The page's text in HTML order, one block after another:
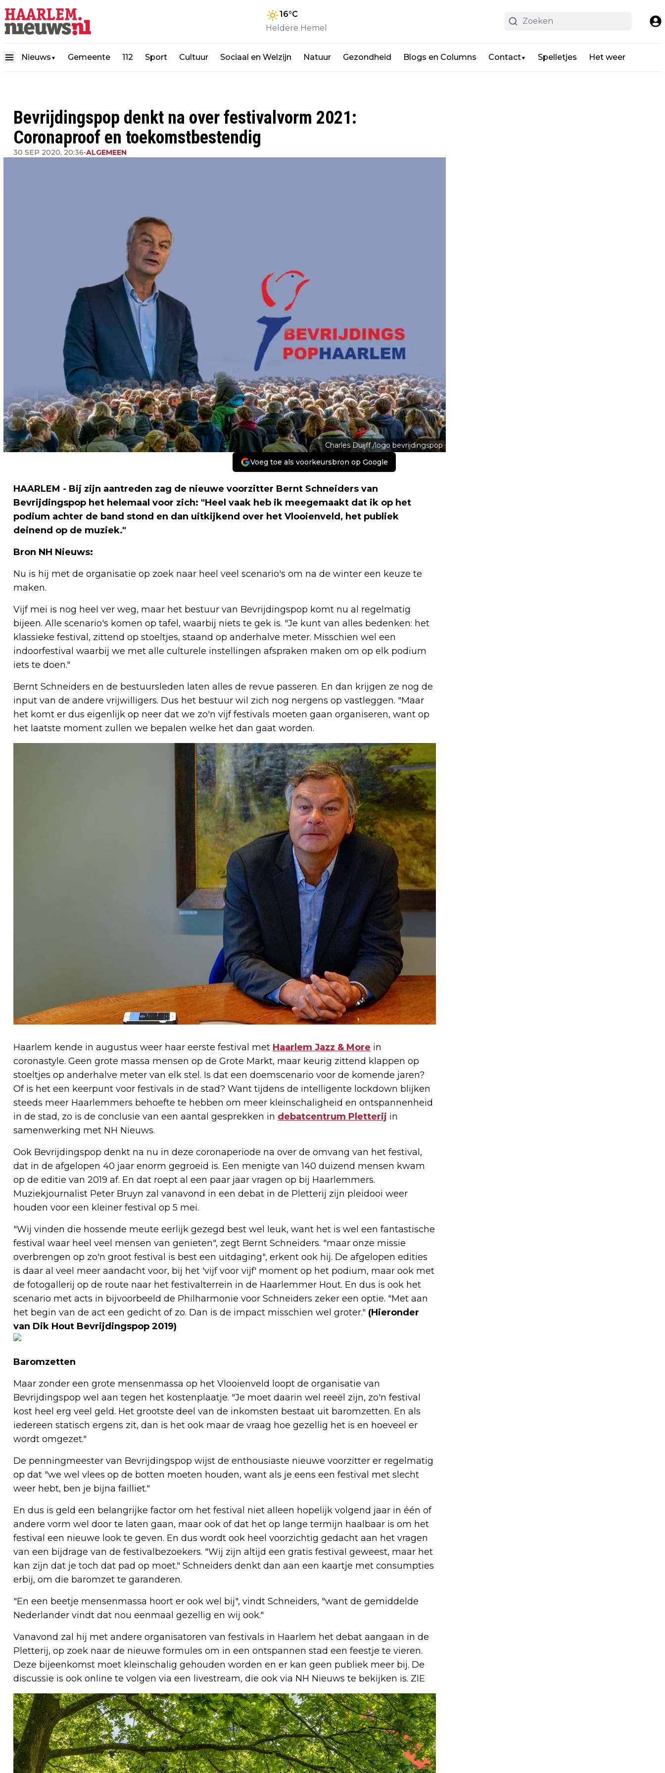
16°C
Heldere Hemel
Nieuws ▼ Gemeente 112 Sport Cultuur Sociaal en Welzijn Natuur Gezondheid Blogs en Columns Contact▼ Spelletjes Het weer
Bevrijdingspop denkt na over festivalvorm 2021:
Coronaproof en toekomstbestendig
30 SEP 2020, 20:36•ALGEMEEN
Charles Duijff /logo bevrijdingspop
Voeg toe als voorkeursbron op Google
HAARLEM - Bij zijn aantreden zag de nieuwe voorzitter Bernt Schneiders van
Bevrijdingspop het helemaal voor zich: "Heel vaak heb ik meegemaakt dat ik op het
podium achter de band stond en dan uitkijkend over het Vlooienveld, het publiek
deinend op de muziek."
Bron NH Nieuws:
Nu is hij met de organisatie op zoek naar heel veel scenario's om na de winter een keuze te
maken.
Vijf mei is nog heel ver weg, maar het bestuur van Bevrijdingspop komt nu al regelmatig
bijeen. Alle scenario's komen op tafel, waarbij niets te gek is. "Je kunt van alles bedenken: het
klassieke festival, zittend op stoeltjes, staand op anderhalve meter. Misschien wel een
indoorfestival waarbij we met alle culturele instellingen afspraken maken om op elk podium
iets te doen."
Bernt Schneiders en de bestuursleden laten alles de revue passeren. En dan krijgen ze nog de
input van de andere vrijwilligers. Dus het bestuur wil zich nog nergens op vastleggen. "Maar
het komt er dus eigenlijk op neer dat we zo'n vijf festivals moeten gaan organiseren, want op
het laatste moment zullen we bepalen welke het dan gaat worden.
Haarlem kende in augustus weer haar eerste festival met Haarlem Jazz & More in
coronastyle. Geen grote massa mensen op de Grote Markt, maar keurig zittend klappen op
stoeltjes op anderhalve meter van elk stel. Is dat een doemscenario voor de komende jaren?
Of is het een keerpunt voor festivals in de stad? Want tijdens de intelligente lockdown blijken
steeds meer Haarlemmers behoefte te hebben om meer kleinschaligheid en ontspannenheid
in de stad, zo is de conclusie van een aantal gesprekken in debatcentrum Pletterij in
samenwerking met NH Nieuws.
Ook Bevrijdingspop denkt na nu in deze coronaperiode na over de omvang van het festival,
dat in de afgelopen 40 jaar enorm gegroeid is. Een menigte van 140 duizend mensen kwam
op de editie van 2019 af. En dat roept al een paar jaar vragen op bij Haarlemmers.
Muziekjournalist Peter Bruyn zal vanavond in een debat in de Pletterij zijn pleidooi weer
houden voor een kleiner festival op 5 mei.
"Wij vinden die hossende meute eerlijk gezegd best wel leuk, want het is wel een fantastische
festival waar heel veel mensen van genieten", zegt Bernt Schneiders. "maar onze missie
overbrengen op zo'n groot festival is best een uitdaging", erkent ook hij. De afgelopen edities
is daar al veel meer aandacht voor, bij het 'vijf voor vijf' moment op het podium, maar ook met
de fotogallerij op de route naar het festivalterrein in de Haarlemmer Hout. En dus is ook het
scenario met acts in bijvoorbeeld de Philharmonie voor Schneiders zeker een optie. "Met aan
het begin van de act een gedicht of zo. Dan is de impact misschien wel groter." (Hieronder
van Dik Hout Bevrijdingspop 2019)
Baromzetten
Maar zonder een grote mensenmassa op het Vlooienveld loopt de organisatie van
Bevrijdingspop wel aan tegen het kostenplaatje. "Je moet daarin wel reeël zijn, zo'n festival
kost heel erg veel geld. Het grootste deel van de inkomsten bestaat uit baromzetten. En als
iedereen statisch ergens zit, dan is het ook maar de vraag hoe gezellig het is en hoeveel er
wordt omgezet."
De penningmeester van Bevrijdingspop wijst de enthousiaste nieuwe voorzitter er regelmatig
op dat "we wel vlees op de botten moeten houden, want als je eens een festival met slecht
weer hebt, ben je bijna failliet."
En dus is geld een belangrijke factor om het festival niet alleen hopelijk volgend jaar in één of
andere vorm wel door te laten gaan, maar ook of dat het op lange termijn haalbaar is om het
festival een nieuwe look te geven. En dus wordt ook heel voorzichtig gedacht aan het vragen
van een bijdrage van de festivalbezoekers. "Wij zijn altijd een gratis festival geweest, maar het
kan zijn dat je toch dat pad op moet." Schneiders denkt dan aan een kaartje met consumpties
erbij, om die baromzet te garanderen.
"En een beetje mensenmassa hoort er ook wel bij", vindt Schneiders, "want de gemiddelde
Nederlander vindt dat nou eenmaal gezellig en wij ook."
Vanavond zal hij met andere organisatoren van festivals in Haarlem het debat aangaan in de
Pletterij, op zoek naar de nieuwe formules om in een ontspannen stad een feestje te vieren.
Deze bijeenkomst moet kleinschalig gehouden worden en er kan geen publiek meer bij. De
discussie is ook online te volgen via een livestream, die ook via NH Nieuws te bekijken is. ZIE